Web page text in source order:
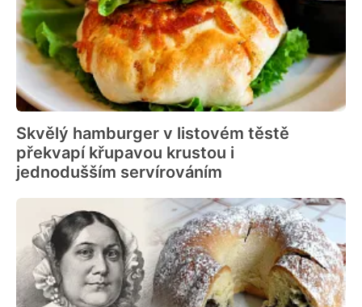
Skvělý hamburger v listovém těstě
překvapí křupavou krustou i
jednodušším servírováním